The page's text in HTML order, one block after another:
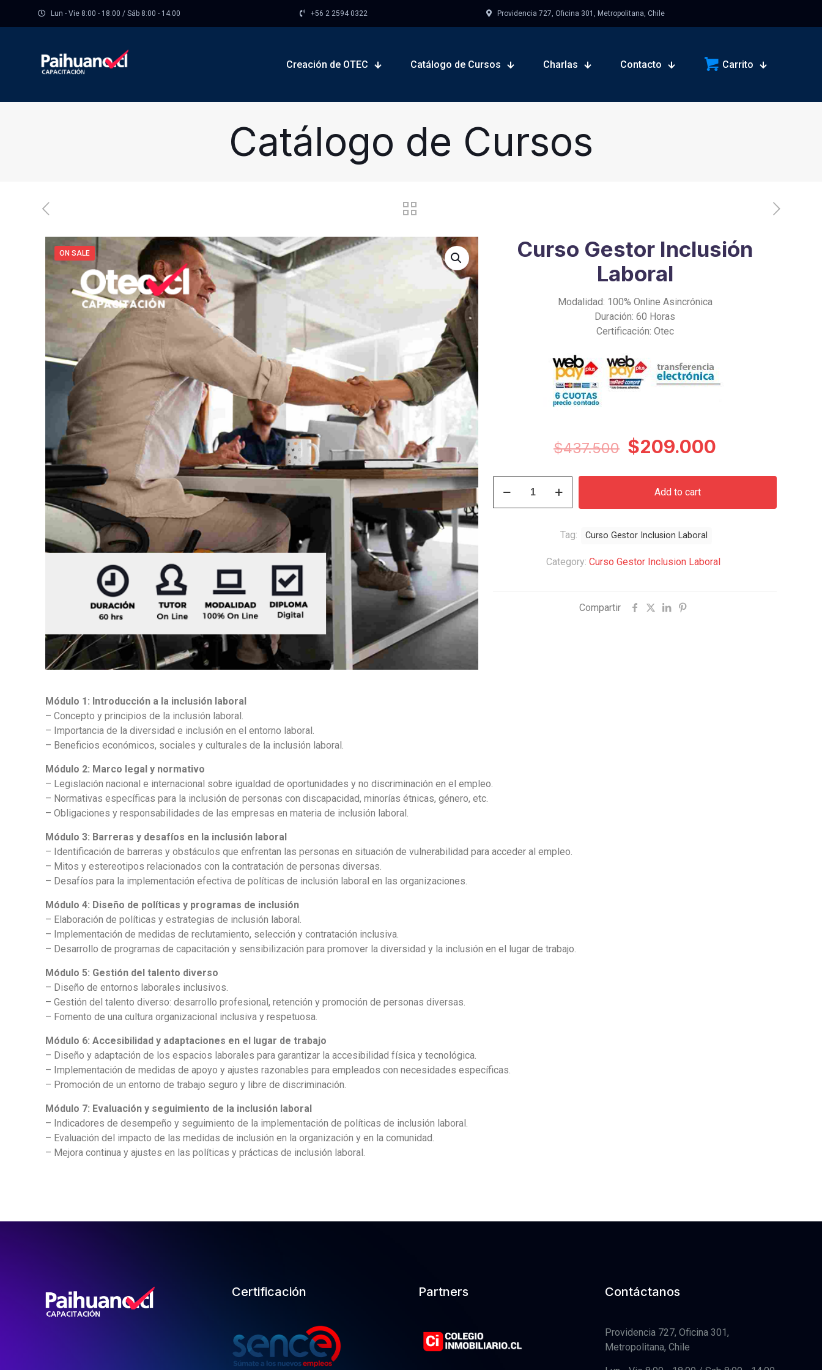
Lun - Vie 8:00 - 18:00 / Sáb 8:00 - 14:00 +56 2 2594 0322 Providencia 727, Oficina 301, Metropolitana, Chile
Creación de OTEC Catálogo de Cursos Charlas Contacto Carrito
Catálogo de Cursos
ON SALE
Curso Gestor Inclusión
Laboral
Modalidad: 100% Online Asincrónica
Duración: 60 Horas
Certificación: Otec
$437.500 Original
was:
$437.500.
$209.000
is:
Inclusión
Add to cart
Category: Curso Gestor Inclusion Laboral
Tag: Curso Gestor Inclusion Laboral
Compartir
Módulo 1: Introducción a la inclusión laboral
– Concepto y principios de la inclusión laboral.
– Importancia de la diversidad e inclusión en el entorno laboral.
– Beneficios económicos, sociales y culturales de la inclusión laboral.
Módulo 2: Marco legal y normativo
– Legislación nacional e internacional sobre igualdad de oportunidades y no discriminación en el empleo.
– Normativas específicas para la inclusión de personas con discapacidad, minorías étnicas, género, etc.
– Obligaciones y responsabilidades de las empresas en materia de inclusión laboral.
Módulo 3: Barreras y desafíos en la inclusión laboral
– Identificación de barreras y obstáculos que enfrentan las personas en situación de vulnerabilidad para acceder al empleo.
– Mitos y estereotipos relacionados con la contratación de personas diversas.
– Desafíos para la implementación efectiva de políticas de inclusión laboral en las organizaciones.
Módulo 4: Diseño de políticas y programas de inclusión
– Elaboración de políticas y estrategias de inclusión laboral.
– Implementación de medidas de reclutamiento, selección y contratación inclusiva.
– Desarrollo de programas de capacitación y sensibilización para promover la diversidad y la inclusión en el lugar de trabajo.
Módulo 5: Gestión del talento diverso
– Diseño de entornos laborales inclusivos.
– Gestión del talento diverso: desarrollo profesional, retención y promoción de personas diversas.
– Fomento de una cultura organizacional inclusiva y respetuosa.
Módulo 6: Accesibilidad y adaptaciones en el lugar de trabajo
– Diseño y adaptación de los espacios laborales para garantizar la accesibilidad física y tecnológica.
– Implementación de medidas de apoyo y ajustes razonables para empleados con necesidades específicas.
– Promoción de un entorno de trabajo seguro y libre de discriminación.
Módulo 7: Evaluación y seguimiento de la inclusión laboral
– Indicadores de desempeño y seguimiento de la implementación de políticas de inclusión laboral.
– Evaluación del impacto de las medidas de inclusión en la organización y en la comunidad.
– Mejora continua y ajustes en las políticas y prácticas de inclusión laboral.
Certificación Partners Contáctanos
Providencia 727, Oficina 301,
Metropolitana, Chile